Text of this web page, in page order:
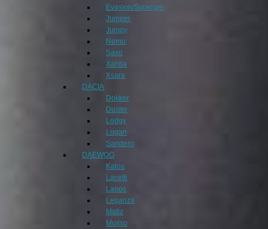
Evasion/Synergie
Jumper
Jumpy
Nemo
Saxo
Xantia
Xsara
DACIA
Dokker
Duster
Lodgy
Logan
Sandero
DAEWOO
Kalos
Lacetti
Lanos
Leganza
Matiz
Musso